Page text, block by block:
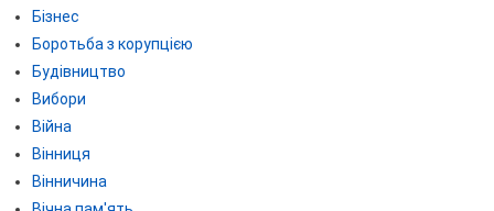
Бізнес
Боротьба з корупцією
Будівництво
Вибори
Війна
Вінниця
Вінничина